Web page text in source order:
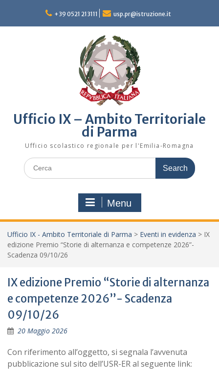
content
+39 0521 213111 usp.pr@istruzione.it
Ufficio IX – Ambito Territoriale
di Parma
Ufficio scolastico regionale per l'Emilia-Romagna
Search
for:
Menu
Ufficio IX - Ambito Territoriale di Parma > Eventi in evidenza > IX
edizione Premio “Storie di alternanza e competenze 2026”-
Scadenza 09/10/26
IX edizione Premio “Storie di alternanza
e competenze 2026”- Scadenza
09/10/26
20 Maggio 2026
Con riferimento all’oggetto, si segnala l’avvenuta
pubblicazione sul sito dell’USR-ER al seguente link: